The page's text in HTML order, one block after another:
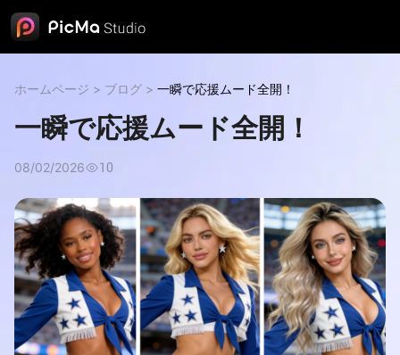
ホームページ > ブログ > 一瞬で応援ムード全開！
一瞬で応援ムード全開！
08/02/2026 10